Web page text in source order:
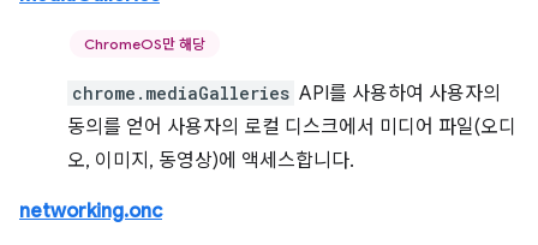
ChromeOS만 해당
chrome.mediaGalleries API를 사용하여 사용자의
동의를 얻어 사용자의 로컬 디스크에서 미디어 파일(오디
오, 이미지, 동영상)에 액세스합니다.
networking.onc